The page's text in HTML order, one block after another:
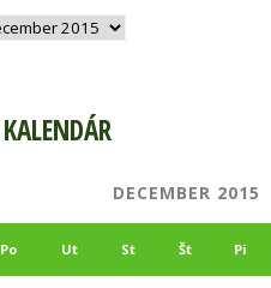
KALENDÁR
DECEMBER 2015
Po Ut St Št Pi